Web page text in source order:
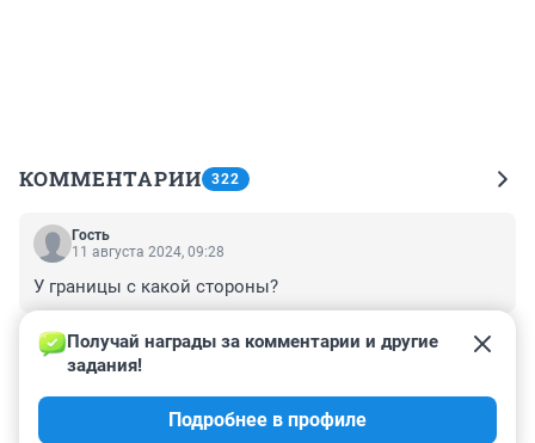
КОММЕНТАРИИ 322
Гость
11 августа 2024, 09:28
У границы с какой стороны?
–0
Гость
Что они там пресекли, хватит нести чушь!
Получай награды за комментарии и другие
задания!
Подробнее в профиле